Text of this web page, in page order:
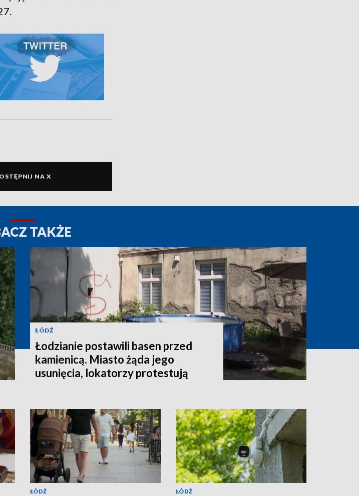
NA X
TAKŻE
ŁÓDŹ
Łodzianie postawili basen przed
kamienicą. Miasto żąda jego
usunięcia, lokatorzy protestują
ŁÓDŹ ŁÓDŹ